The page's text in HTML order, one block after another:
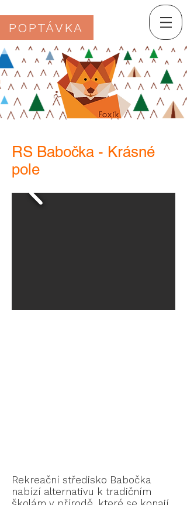
POPTÁVKA
RS Babočka - Krásné
pole
Rekreační středisko Babočka
nabízí alternativu k tradičním